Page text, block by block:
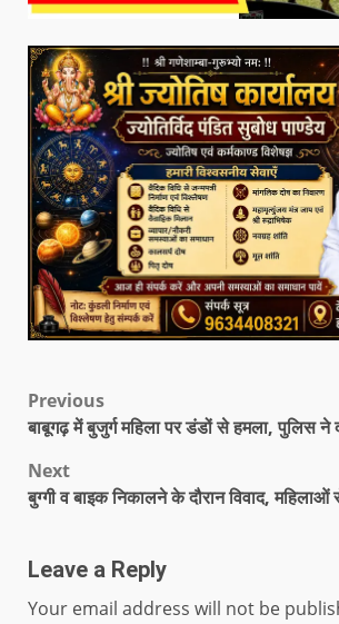
Previous
बाबूगढ़ में बुजुर्ग महिला पर डंडों से हमला, पुलिस ने
Next
बुग्गी व बाइक निकालने के दौरान विवाद,
Leave a Reply
Your email address will not be